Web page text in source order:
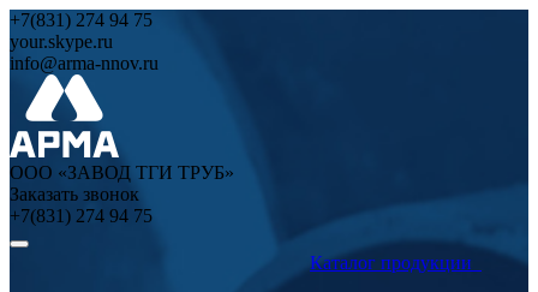
+7(831) 274 94 75
your.skype.ru
info@arma-nnov.ru
ООО «ЗАВОД ТГИ ТРУБ»
Заказать звонок
+7(831) 274 94 75
Каталог продукции